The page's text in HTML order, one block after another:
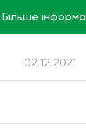
Більше
02.12.2021